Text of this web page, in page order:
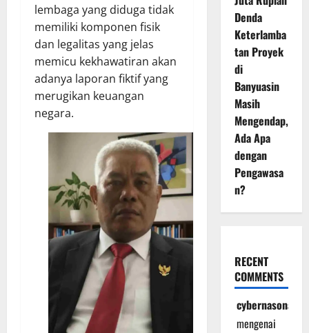
lembaga yang diduga tidak
memiliki komponen fisik
dan legalitas yang jelas
memicu kekhawatiran akan
adanya laporan fiktif yang
merugikan keuangan
negara.
Denda
Keterlamba
tan Proyek
di
Banyuasin
Masih
Mengendap,
Ada Apa
dengan
Pengawasa
n?
RECENT
COMMENTS
cybernasonal
mengenai